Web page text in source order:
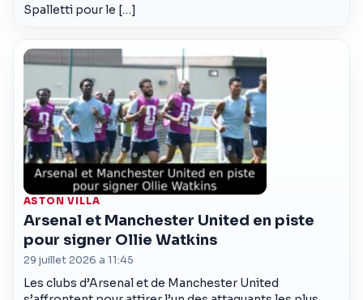
Spalletti pour le […]
ASTON VILLA
Arsenal et Manchester United en piste
pour signer Ollie Watkins
29 juillet 2026 a 11:45
Les clubs d’Arsenal et de Manchester United